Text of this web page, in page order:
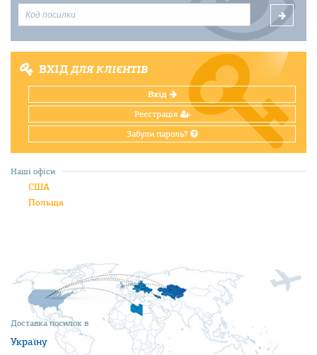
ВХІДДЛЯ КЛІЄНТІВ
Вхід
Реєстрація
Забули пароль?
Доставка посилок в
Україну
Наші офіси
США
Польща